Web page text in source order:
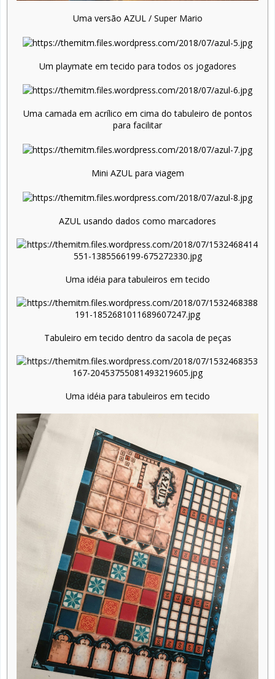
Uma versão AZUL / Super Mario
Um playmate em tecido para todos os jogadores
Uma camada em acrílico em cima do tabuleiro de pontos
para facilitar
Mini AZUL para viagem
AZUL usando dados como marcadores
Uma idéia para tabuleiros em tecido
Tabuleiro em tecido dentro da sacola de peças
Uma idéia para tabuleiros em tecido